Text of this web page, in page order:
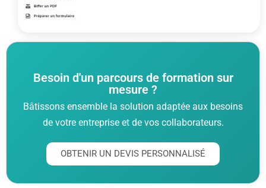
Besoin d'un parcours de formation sur
mesure ?
Bâtissons ensemble la solution adaptée aux besoins
de votre entreprise et de vos collaborateurs.
OBTENIR UN DEVIS PERSONNALISÉ